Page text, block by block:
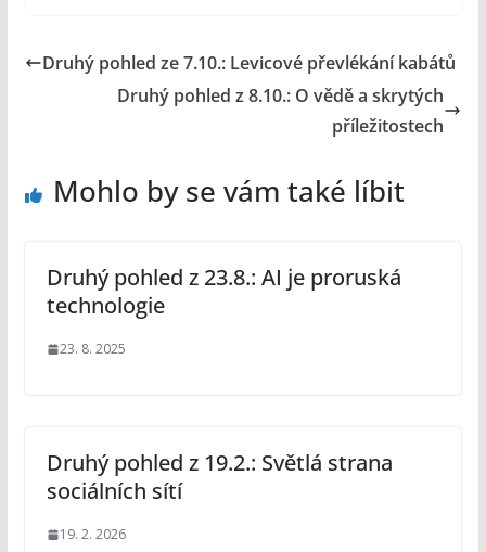
Druhý pohled ze 7.10.: Levicové převlékání kabátů
Druhý pohled z 8.10.: O vědě a skrytých
příležitostech
Mohlo by se vám také líbit
Druhý pohled z 23.8.: AI je proruská
technologie
23. 8. 2025
Druhý pohled z 19.2.: Světlá strana
sociálních sítí
19. 2. 2026